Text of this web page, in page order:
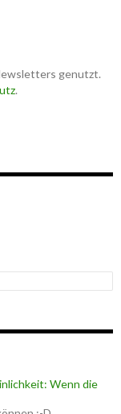
genutzt.
.
Wenn die